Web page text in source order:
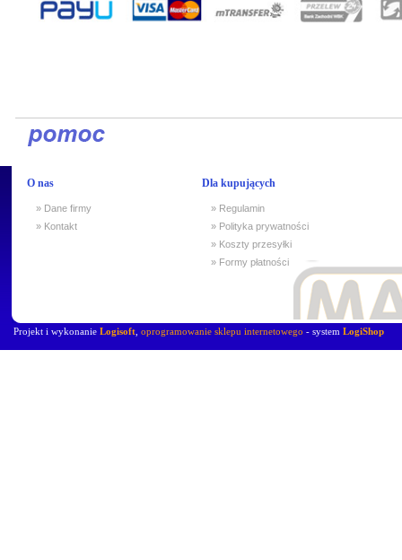
O nas
» Dane firmy
» Kontakt
Dla kupujących
» Regulamin
» Polityka prywatności
» Koszty przesyłki
» Formy płatności
Projekt i wykonanie Logisoft oprogramowanie sklepu internetowego - system LogiShop